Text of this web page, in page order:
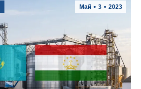
Май 3 2023